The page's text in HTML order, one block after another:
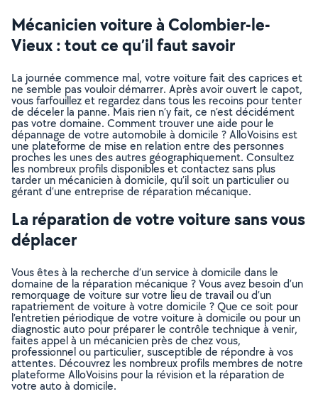
Mécanicien voiture à Colombier-le-
Vieux : tout ce qu’il faut savoir
La journée commence mal, votre voiture fait des caprices et
ne semble pas vouloir démarrer. Après avoir ouvert le capot,
vous farfouillez et regardez dans tous les recoins pour tenter
de déceler la panne. Mais rien n’y fait, ce n’est décidément
pas votre domaine. Comment trouver une aide pour le
dépannage de votre automobile à domicile ? AlloVoisins est
une plateforme de mise en relation entre des personnes
proches les unes des autres géographiquement. Consultez
les nombreux profils disponibles et contactez sans plus
tarder un mécanicien à domicile, qu’il soit un particulier ou
gérant d’une entreprise de réparation mécanique.
La réparation de votre voiture sans vous
déplacer
Vous êtes à la recherche d’un service à domicile dans le
domaine de la réparation mécanique ? Vous avez besoin d’un
remorquage de voiture sur votre lieu de travail ou d’un
rapatriement de voiture à votre domicile ? Que ce soit pour
l’entretien périodique de votre voiture à domicile ou pour un
diagnostic auto pour préparer le contrôle technique à venir,
faites appel à un mécanicien près de chez vous,
professionnel ou particulier, susceptible de répondre à vos
attentes. Découvrez les nombreux profils membres de notre
plateforme AlloVoisins pour la révision et la réparation de
votre auto à domicile.